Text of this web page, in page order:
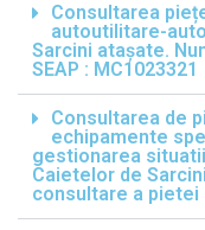
Consultarea
autoutilitare-
Sarcini atașate.
SEAP : MC1023321
Consultarea de
echipamente
gestionarea
Caietelor de
consultare a pietei